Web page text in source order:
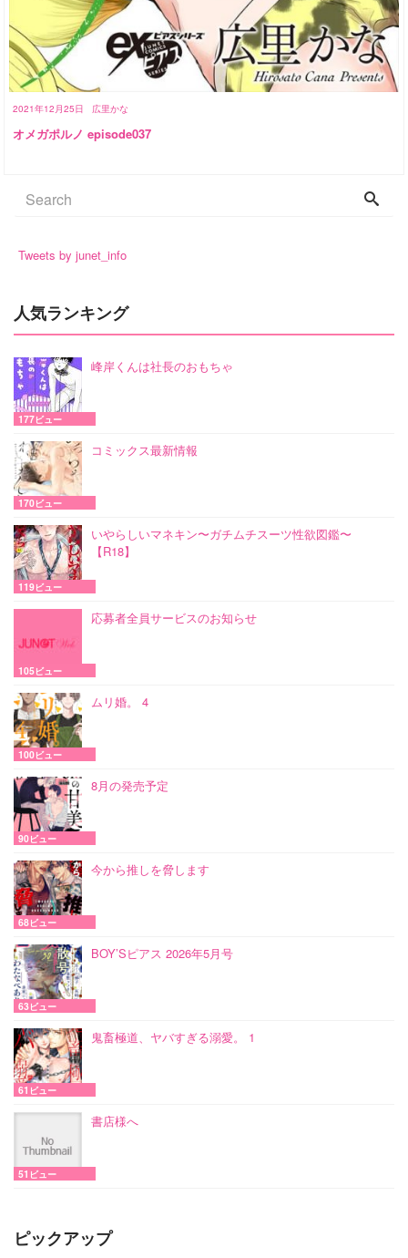
2021年12月25日 広里かな
オメガポルノ episode037
Tweets by junet_info
人気ランキング
峰岸くんは社長のおもちゃ
177ビュー
コミックス最新情報
170ビュー
いやらしいマネキン〜ガチムチスーツ性欲図鑑〜
【R18】
119ビュー
応募者全員サービスのお知らせ
105ビュー
ムリ婚。 4
100ビュー
8月の発売予定
90ビュー
今から推しを脅します
68ビュー
BOY’Sピアス 2026年5月号
63ビュー
鬼畜極道、ヤバすぎる溺愛。 1
61ビュー
書店様へ
51ビュー
ピックアップ